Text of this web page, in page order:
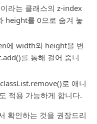
라는 클래스의 z-index
height를 0으로 숨겨 놓
에 width와 height을 변
를 통해 걸어 줍니
로 애니
적용 가능하게 합니다.
확인하는 것을 권장드리